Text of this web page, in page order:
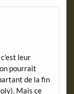
leur
pourrait
de la fin
Mais ce